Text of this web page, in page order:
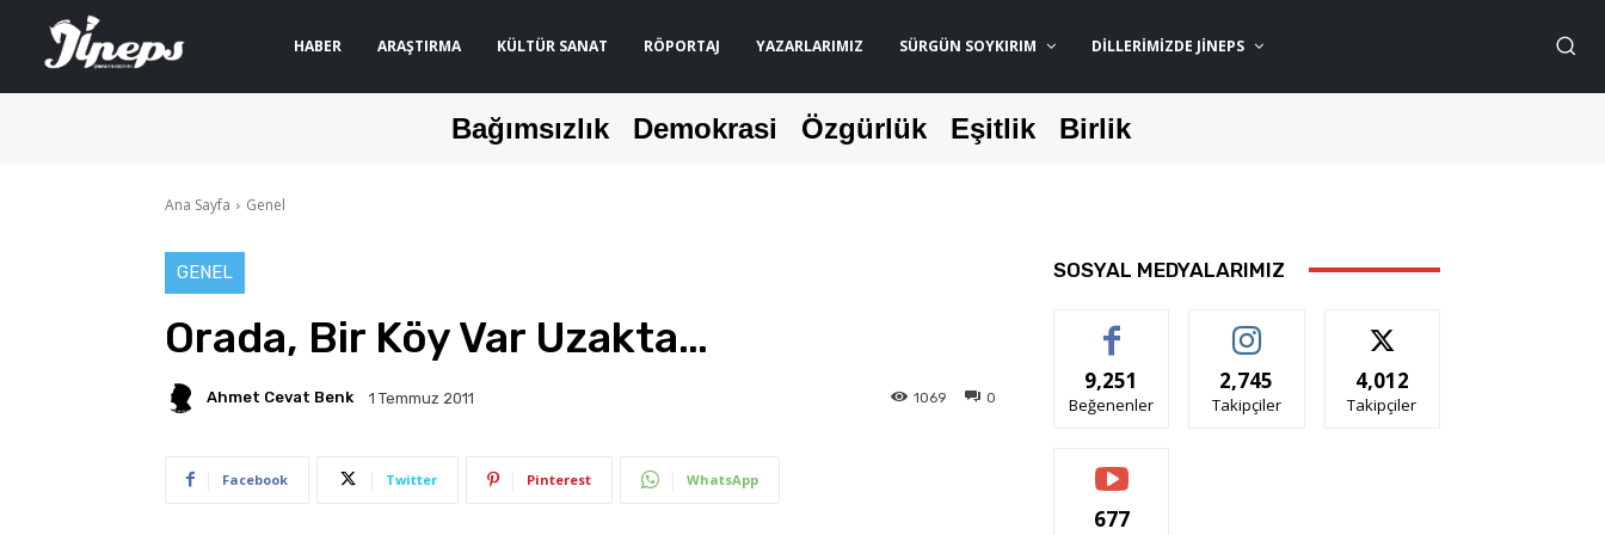
HABER ARAŞTIRMA KÜLTÜR SANAT RÖPORTAJ YAZARLARIMIZ SÜRGÜN SOYKIRIM DILLERIMIZDE JİNEPS
Bağımsızlık Demokrasi Özgürlük Eşitlik Birlik
Ana Sayfa Genel
GENEL
Orada, Bir Köy Var Uzakta…
Ahmet Cevat Benk 1 Temmuz 2011 0
1069
Facebook Twitter Pinterest WhatsApp
SOSYAL MEDYALARIMIZ
9,251
Beğenenler
2,745
Takipçiler
4,012
Takipçiler
677